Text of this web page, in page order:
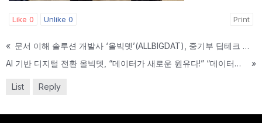
Like 0 Unlike 0 Print
«
문서 이해 솔루션 개발사 ‘올빅뎃’(ALLBIGDAT), 중기부 딥테크 팁스(TIPS) 선정
AI 기반 디지털 전환 올빅뎃, “데이터가 새로운 원유다!” “데이터럭스로 기업 문서 데이터베이스화 하겠다”고 발표
»
List Reply